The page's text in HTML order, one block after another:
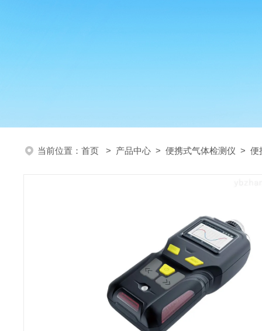
当前位置： 首页 > 产品中心 > 便携式气体检测仪 > 便